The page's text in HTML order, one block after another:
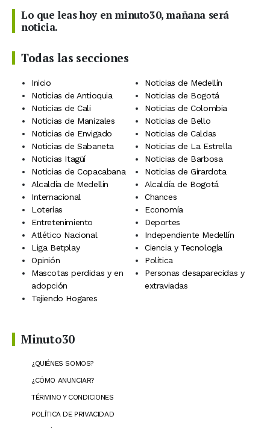
Lo que leas hoy en minuto30, mañana será
noticia.
Todas las secciones
Inicio
Noticias de Medellín
Noticias de Antioquia
Noticias de Bogotá
Noticias de Cali
Noticias de Colombia
Noticias de Manizales
Noticias de Bello
Noticias de Envigado
Noticias de Caldas
Noticias de Sabaneta
Noticias de La Estrella
Noticias Itagüí
Noticias de Barbosa
Noticias de Copacabana
Noticias de Girardota
Alcaldía de Medellín
Alcaldía de Bogotá
Internacional
Chances
Loterías
Economía
Entretenimiento
Deportes
Atlético Nacional
Independiente Medellín
Liga Betplay
Ciencia y Tecnología
Opinión
Política
Mascotas perdidas y en
adopción
Personas desaparecidas y
extraviadas
Tejiendo Hogares
Minuto30
¿QUIÉNES SOMOS?
¿CÓMO ANUNCIAR?
TÉRMINO Y CONDICIONES
POLÍTICA DE PRIVACIDAD